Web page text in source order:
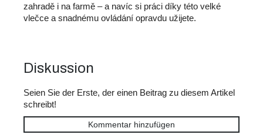
zahradě i na farmě – a navíc si práci díky této velké
vlečce a snadnému ovládání opravdu užijete.
Diskussion
Seien Sie der Erste, der einen Beitrag zu diesem Artikel
schreibt!
Kommentar hinzufügen